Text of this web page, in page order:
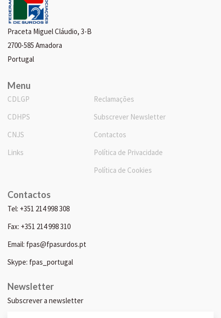
Praceta Miguel Cláudio, 3-B
2700-585 Amadora
Portugal
Menu
CDLGP
CDHPS
CNJS
Links
Reclamações
Subscrever Newsletter
Contactos
Política de Privacidade
Política de Cookies
Contactos
Tel: +351 214 998 308
Fax: +351 214 998 310
Email: fpas@fpasurdos.pt
Skype: fpas_portugal
Newsletter
Subscrever a newsletter